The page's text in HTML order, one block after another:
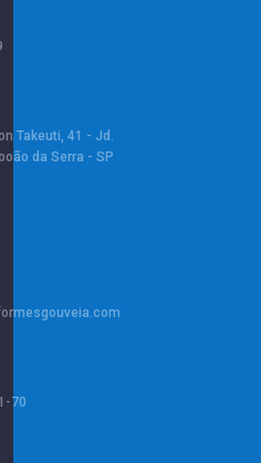
Takeuti, 41 - Jd.
da Serra - SP
70